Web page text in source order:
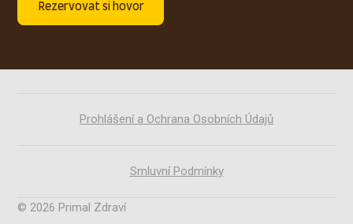
Rezervovat si hovor
Prohlášení a Ochrana Osobních Údajů
Smluvní Podmínky
© 2026 Primal Zdraví